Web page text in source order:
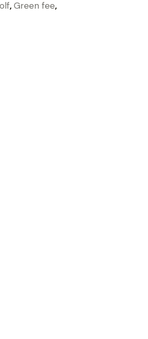
,Green fee,